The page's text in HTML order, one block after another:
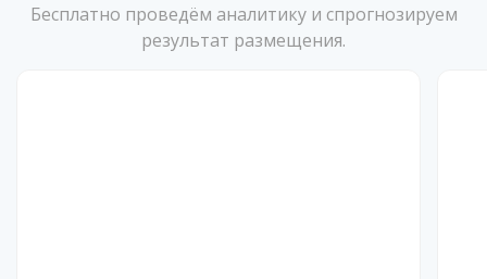
Бесплатно проведём аналитику и спрогнозируем
результат размещения.